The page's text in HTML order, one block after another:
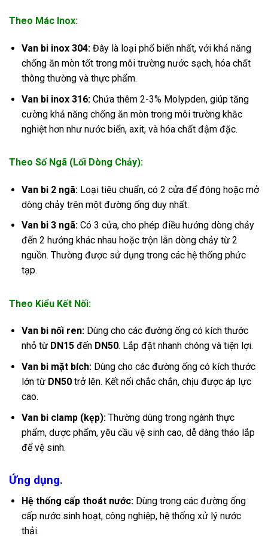
Theo Mác Inox:
Van bi inox 304:Đây là loại phổ biến nhất, với khả năng
chống ăn mòn tốt trong môi trường nước sạch, hóa chất
thông thường và thực phẩm.
Van bi inox 316:Chứa thêm 2-3% Molypden, giúp tăng
cường khả năng chống ăn mòn trong môi trường khắc
nghiệt hơn như nước biển, axit, và hóa chất đậm đặc.
Theo Số Ngã (Lối Dòng Chảy):
Van bi 2 ngã:Loại tiêu chuẩn, có 2 cửa để đóng hoặc mở
dòng chảy trên một đường ống duy nhất.
Van bi 3 ngã:Có 3 cửa, cho phép điều hướng dòng chảy
đến 2 hướng khác nhau hoặc trộn lẫn dòng chảy từ 2
nguồn. Thường được sử dụng trong các hệ thống phức
tạp.
Theo Kiểu Kết Nối:
Van bi nối ren:Dùng cho các đường ống có kích thước
nhỏ từ DN15đến DN50. Lắp đặt nhanh chóng và tiện lợi.
Van bi mặt bích:Dùng cho các đường ống có kích thước
lớn từ DN50trở lên. Kết nối chắc chắn, chịu được áp lực
cao.
Van bi clamp (kẹp):Thường dùng trong ngành thực
phẩm, dược phẩm, yêu cầu vệ sinh cao, dễ dàng tháo lắp
để vệ sinh.
Ứng dụng.
Hệ thống cấp thoát nước:Dùng trong các đường ống
cấp nước sinh hoạt, công nghiệp, hệ thống xử lý nước
thải.